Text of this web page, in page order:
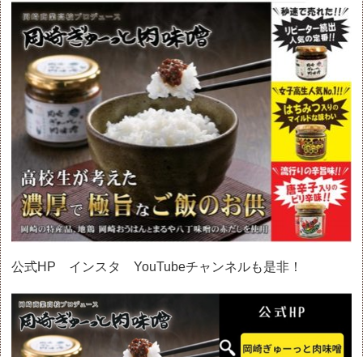
公式HP インスタ YouTubeチャンネルも是非！